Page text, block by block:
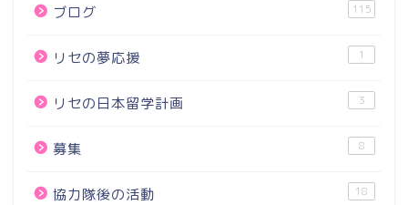
ブログ 115
リセの夢応援 1
リセの日本留学計画 3
募集 8
協力隊後の活動 18